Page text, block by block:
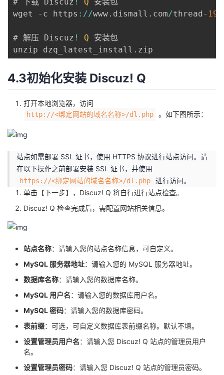
wget
- c https : //www. dismall . com/thread -
# 解压 Discuz ! Q 安装包
unzip dzq_latest_install .
4.3初始化安装 Discuz! Q
打开本地浏览器，访问
http://<绑定网站的域名名称>/dl.php 。如下图所示：
站点如需部署 SSL 证书，使用 HTTPS 协议进行站点访问。请
在以下操作之前部署安装 SSL 证书，并使用
https://<绑定网站的域名名称>/dl.php
进行访问。
单击【下一步】，Discuz! Q 将自行进行站点检查。
Discuz! Q 检查完成后，需配置网站相关信息。
站点名称：请输入您的站点名称信息，可自定义。
MySQL 服务器地址：请输入您的 MySQL 服务器地址。
数据库名称：请输入您的数据库名称。
MySQL 用户名：请输入您的数据库用户名。
MySQL 密码：请输入您的数据库密码。
表前缀：可选，可自定义数据库表前缀名称。默认不填。
设置管理员用户名：请输入您 Discuz! Q 站点的管理员用户
名。
设置管理员密码：请输入您 Discuz! Q 站点的管理员密码。